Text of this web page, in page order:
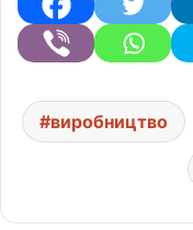
виробництво